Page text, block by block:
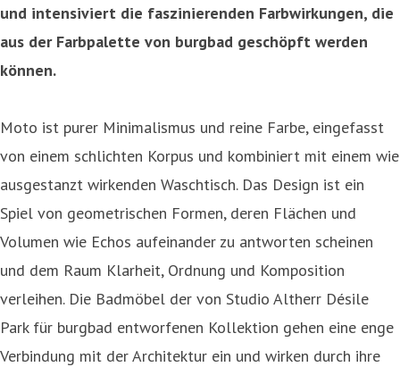
und intensiviert die faszinierenden Farbwirkungen, die
aus der Farbpalette von burgbad geschöpft werden
können.
Moto ist purer Minimalismus und reine Farbe, eingefasst
von einem schlichten Korpus und kombiniert mit einem wie
ausgestanzt wirkenden Waschtisch. Das Design ist ein
Spiel von geometrischen Formen, deren Flächen und
Volumen wie Echos aufeinander zu antworten scheinen
und dem Raum Klarheit, Ordnung und Komposition
verleihen. Die Badmöbel der von Studio Altherr Désile
Park für burgbad entworfenen Kollektion gehen eine enge
Verbindung mit der Architektur ein und wirken durch ihre